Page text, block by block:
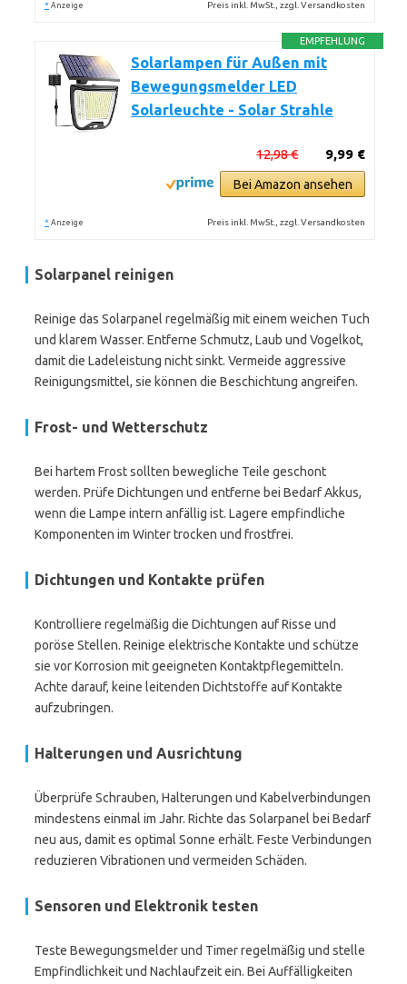
* Anzeige Preis inkl. MwSt., zzgl. Versandkosten
EMPFEHLUNG
Solarlampen für Außen mit
Bewegungsmelder LED
Solarleuchte - Solar Strahle
9,99 €
12,98 €
Bei Amazon ansehen
* Anzeige Preis inkl. MwSt., zzgl. Versandkosten
Solarpanel reinigen
Reinige das Solarpanel regelmäßig mit einem weichen Tuch
und klarem Wasser. Entferne Schmutz, Laub und Vogelkot,
damit die Ladeleistung nicht sinkt. Vermeide aggressive
Reinigungsmittel, sie können die Beschichtung angreifen.
Frost- und Wetterschutz
Bei hartem Frost sollten bewegliche Teile geschont
werden. Prüfe Dichtungen und entferne bei Bedarf Akkus,
wenn die Lampe intern anfällig ist. Lagere empfindliche
Komponenten im Winter trocken und frostfrei.
Dichtungen und Kontakte prüfen
Kontrolliere regelmäßig die Dichtungen auf Risse und
poröse Stellen. Reinige elektrische Kontakte und schütze
sie vor Korrosion mit geeigneten Kontaktpflegemitteln.
Achte darauf, keine leitenden Dichtstoffe auf Kontakte
aufzubringen.
Halterungen und Ausrichtung
Überprüfe Schrauben, Halterungen und Kabelverbindungen
mindestens einmal im Jahr. Richte das Solarpanel bei Bedarf
neu aus, damit es optimal Sonne erhält. Feste Verbindungen
reduzieren Vibrationen und vermeiden Schäden.
Sensoren und Elektronik testen
Teste Bewegungsmelder und Timer regelmäßig und stelle
Empfindlichkeit und Nachlaufzeit ein. Bei Auffälligkeiten